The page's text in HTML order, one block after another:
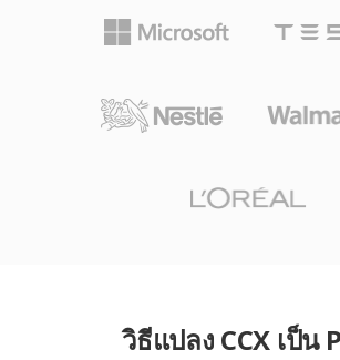
วิธีแปลง CCX เป็น